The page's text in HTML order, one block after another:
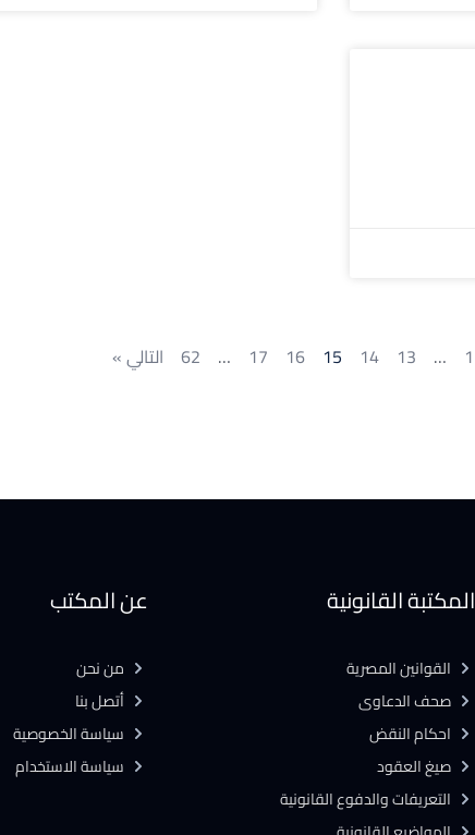
1
…
13
14
15
16
17
…
62 التالي »
المكتبة القانونية
القوانين المصرية
صحف الدعاوى
احكام النقض
صيغ العقود
التعريفات والدفوع القانونية
عن المكتب
من نحن
أتصل بنا
سياسة الخصوصية
سياسة الاستخدام